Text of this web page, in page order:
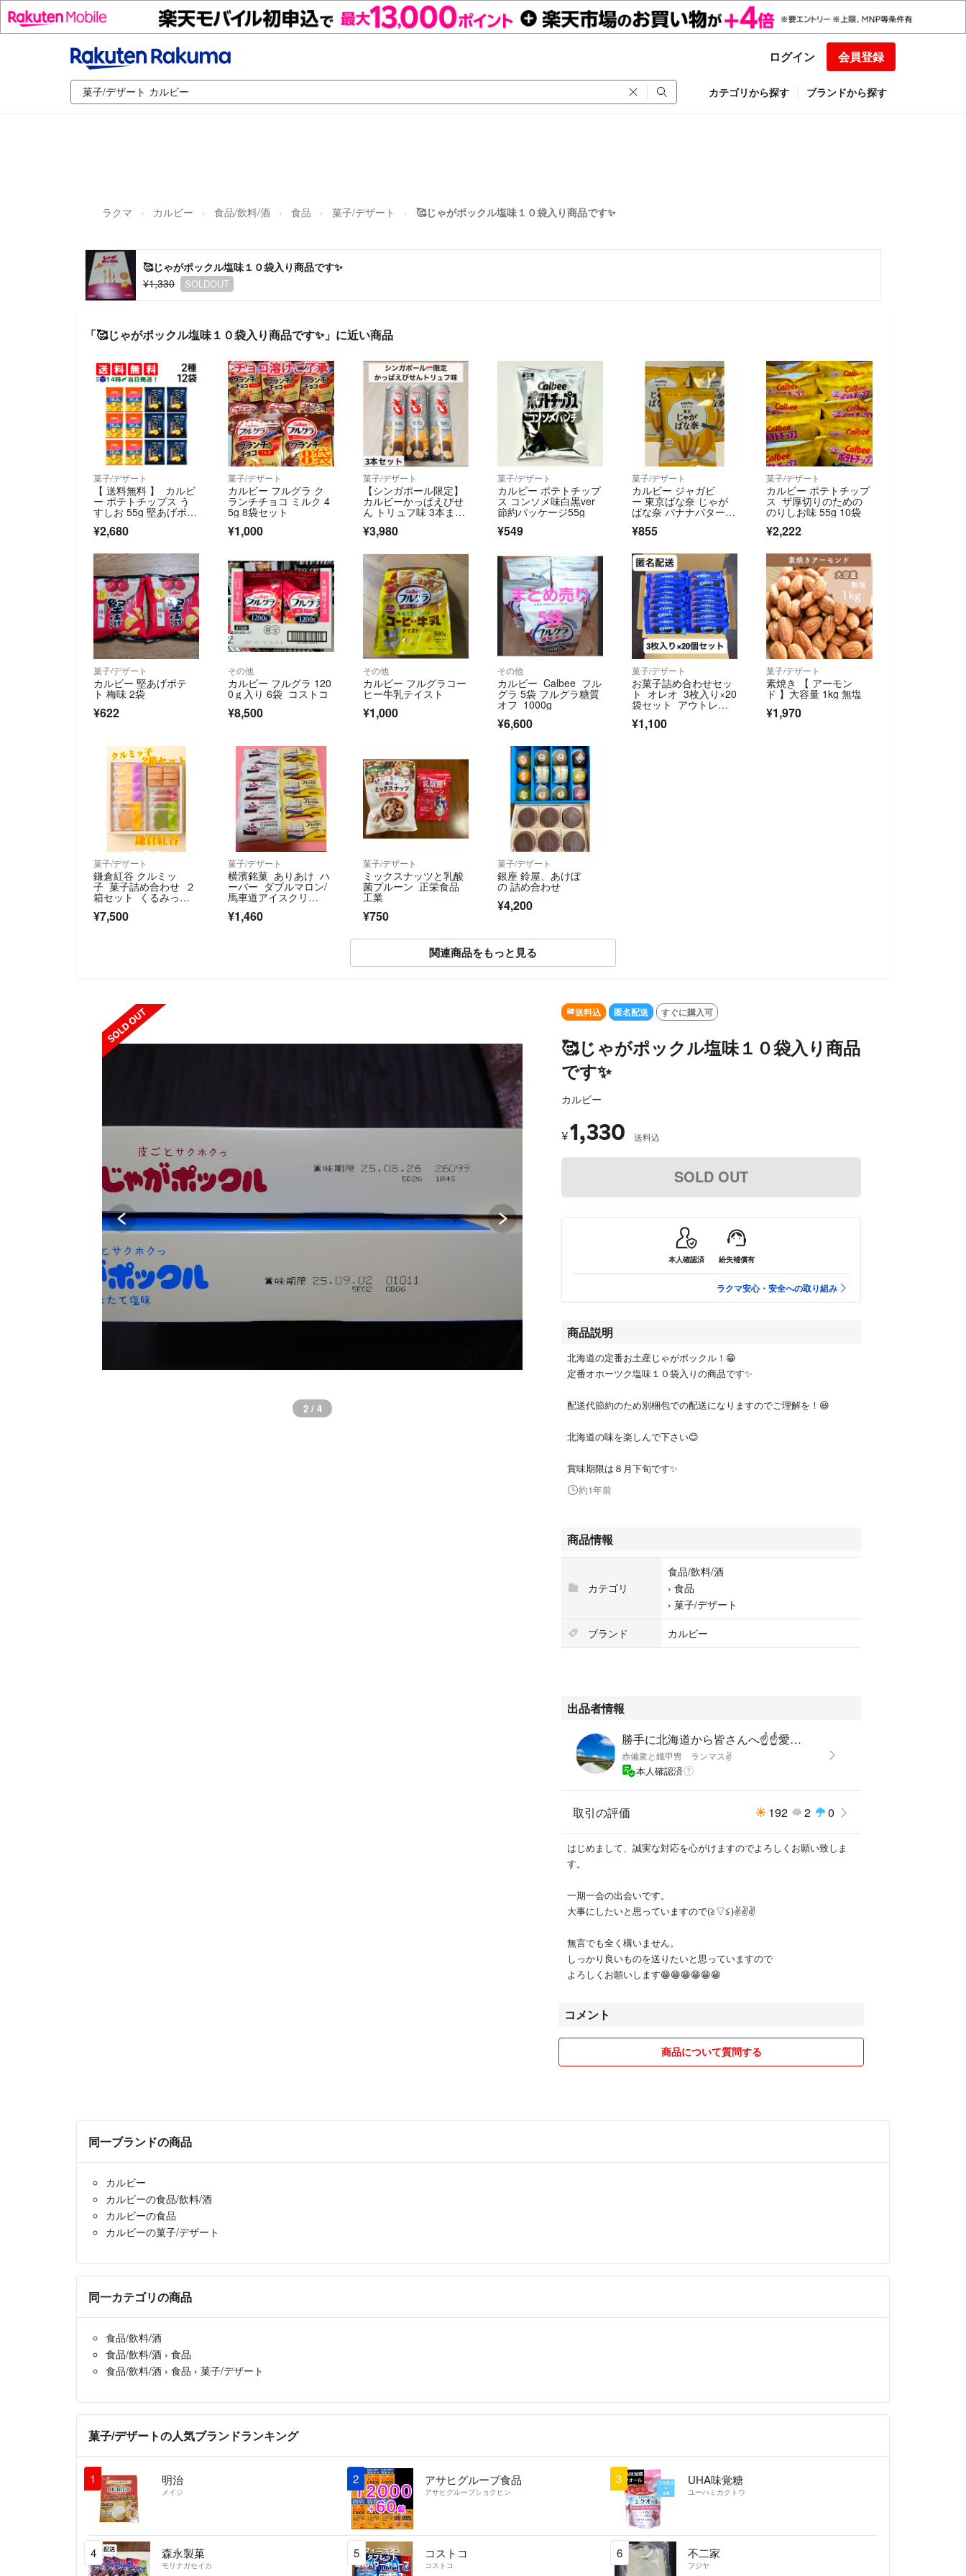
ログイン 会員登録
カテゴリから探す ブランドから探す
ラクマ カルビー 食品/飲料/酒 食品 菓子/デザート 🥰じゃがポックル塩味１０袋入り商品です✨
🥰じゃがポックル塩味１０袋入り商品です✨
¥1,330
SOLDOUT
「🥰じゃがポックル塩味１０袋入り商品です✨」に近い商品
菓子/デザート
【 送料無料 】 カルビ
ー ポテトチップス う
すしお 55g 堅あげポテ
ト うすしお 65g 各6
袋 計12袋 食べ比べ 詰
ット まとめ買い
¥2,680
菓子/デザート
カルビー フルグラ ク
ランチチョコ ミルク 4
5g 8袋セット
¥1,000
菓子/デザート
【シンガポール限定】
カルビーかっぱえびせ
ん トリュフ味 3本まと
め売りセット
¥3,980
菓子/デザート
カルビー ポテトチップ
ス コンソメ味白黒ver
節約パッケージ55g
¥549
菓子/デザート
カルビー ジャガビ
ー 東京ばな奈 じゃが
ばな奈 バナナバター
味 3袋
¥855
菓子/デザート
カルビー ポテトチップ
ス ザ厚切りのための
のりしお味 55g 10袋
¥2,222
菓子/デザート
カルビー 堅あげポテ
ト 梅味 2袋
¥622
その他
カルビー フルグラ 120
0ｇ入り 6袋 コストコ
¥8,500
その他
カルビー フルグラコー
ヒー牛乳テイスト
¥1,000
その他
カルビー Calbee フル
グラ 5袋 フルグラ糖質
オフ 1000g
¥6,600
菓子/デザート
お菓子詰め合わせセッ
ト オレオ 3枚入り×20
袋セット アウトレッ
¥1,100
菓子/デザート
素焼き 【 アーモン
ド 】大容量 1kg 無塩
¥1,970
菓子/デザート
鎌倉紅谷 クルミッ
子 菓子詰め合わせ ２
箱セット くるみっ
¥7,500
菓子/デザート
横濱銘菓 ありあけ ハ
ーバー ダブルマロン/
馬車道アイスクリ
バナナシェイク
¥1,460
菓子/デザート
ミックスナッツと乳酸
菌プルーン 正栄食品
工業
¥750
菓子/デザート
銀座 鈴屋、あけぼ
の 詰め合わせ
¥4,200
関連商品をもっと見る
SOLD OUT
2 / 4
送料込 匿名配送 すぐに購入可
🥰じゃがポックル塩味１０袋入り商品
です✨
カルビー
¥1,330 送料込
SOLD OUT
本人確認済 紛失補償有
ラクマ安心・安全への取り組み
商品説明
北海道の定番お土産じゃがポックル！😁
定番オホーツク塩味１０袋入りの商品です✨
配送代節約のため別梱包での配送になりますのでご理解を！😆
北海道の味を楽しんで下さい😊
賞味期限は８月下旬です✨
約1年前
商品情報
カテゴリ
食品/飲料/酒
› 食品
› 菓子/デザート
ブランド
カルビー
出品者情報
勝手に北海道から皆さんへ☝️☝️愛送りたい🤣
赤備衆と鐡甲冑 ランマス✌️
本人確認済
取引の評価 192 2 0
はじめまして、誠実な対応を心がけますのでよろしくお願い致しま
す。
一期一会の出会いです。
大事にしたいと思っていますので(⁠≧⁠▽⁠≦⁠)✌️✌️✌️
無言でも全く構いません。
しっかり良いものを送りたいと思っていますので
よろしくお願いします😁😁😁😁😁😁
コメント
商品について質問する
同一ブランドの商品
カルビー
カルビーの食品/飲料/酒
カルビーの食品
カルビーの菓子/デザート
同一カテゴリの商品
食品/飲料/酒
食品/飲料/酒 › 食品
食品/飲料/酒 › 食品 › 菓子/デザート
菓子/デザートの人気ブランドランキング
1 明治
メイジ
2 アサヒグループ食品
アサヒグループショクヒン
3 UHA味覚糖
ユーハミカクトウ
4 森永製菓
モリナガセイカ
5 コストコ
コストコ
6 不二家
フジヤ